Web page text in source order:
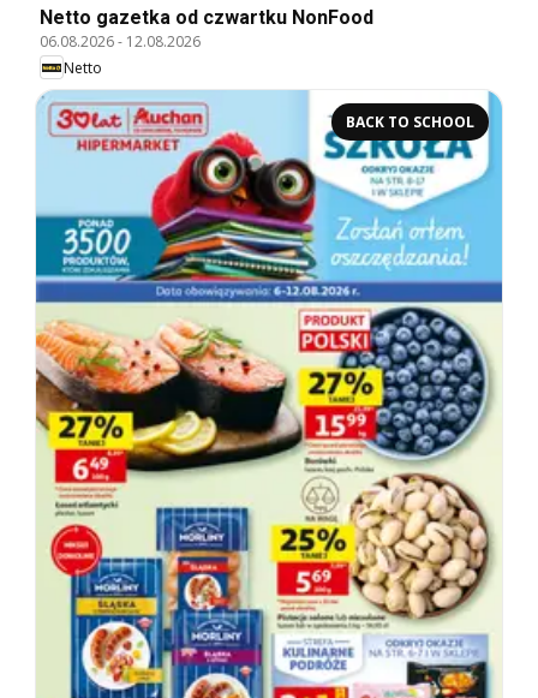
Netto gazetka od czwartku NonFood
06.08.2026- 12.08.2026
Netto
BACK TO SCHOOL